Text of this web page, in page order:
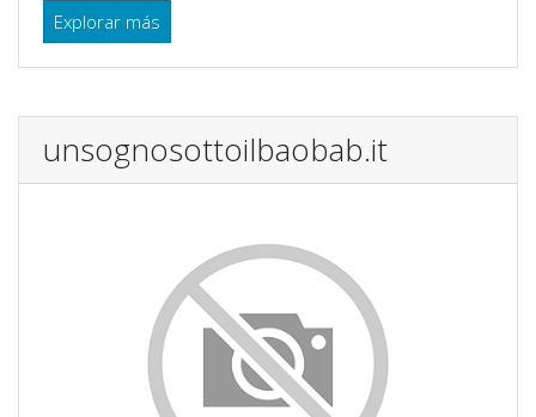
Explorar más
unsognosottoilbaobab.it